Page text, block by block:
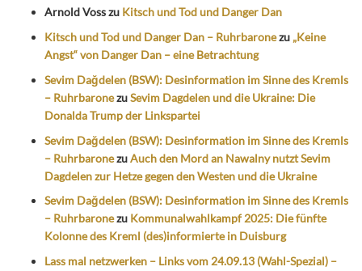
Arnold Vosszu Kitsch und Tod und Danger Dan
Kitsch und Tod und Danger Dan – Ruhrbaronezu „Keine
Angst“ von Danger Dan – eine Betrachtung
Sevim Dağdelen (BSW): Desinformation im Sinne des Kremls
– RuhrbaronezuSevim Dagdelen und die Ukraine: Die
Donalda Trump der Linkspartei
Sevim Dağdelen (BSW): Desinformation im Sinne des Kremls
– RuhrbaronezuAuch den Mord an Nawalny nutzt Sevim
Dagdelen zur Hetze gegen den Westen und die Ukraine
Sevim Dağdelen (BSW): Desinformation im Sinne des Kremls
– Ruhrbaronezu Kommunalwahlkampf 2025: Die fünfte
Kolonne des Kreml (des)informierte in Duisburg
Lass mal netzwerken – Links vom 24.09.13 (Wahl-Spezial) –